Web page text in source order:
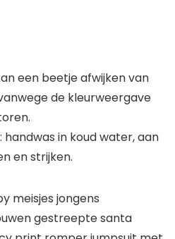
een beetje afwijken van
de kleurweergave
in koud water, aan
en strijken.
meisjes jongens
gestreepte santa